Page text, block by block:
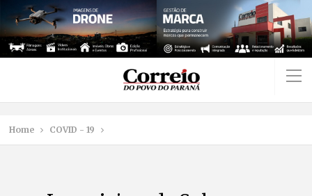
Home COVID - 19